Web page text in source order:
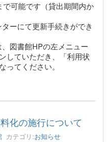
可能です（貸出期間内か
ーにて更新手続きができ
図書館HPの左メニュー
していただき、「利用状
ってください。
化の施行について
カテゴリ:お知らせ